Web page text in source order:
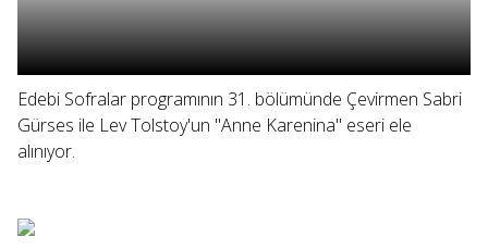
Edebi Sofralar programının 31. bölümünde Çevirmen Sabri
Gürses ile Lev Tolstoy'un "Anne Karenina" eseri ele
alınıyor.